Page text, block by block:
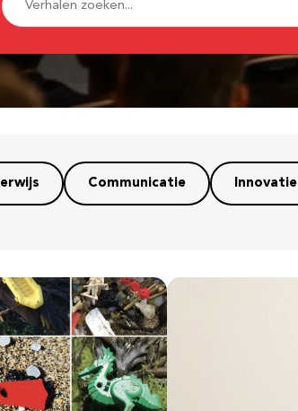
Communicatie Innovatie